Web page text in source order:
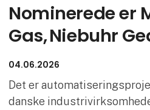
Nominerede er
Gas, Niebuhr
04.06.2026
Det er
danske